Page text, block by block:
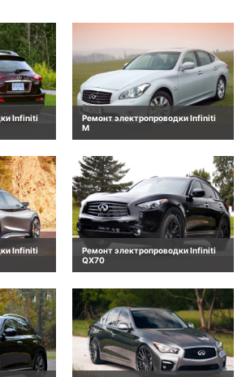
Infiniti
Ремонт электропроводки Infiniti
M
Infiniti
Ремонт электропроводки Infiniti
QX70